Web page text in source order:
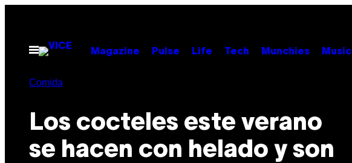
contenido
Abrir
Menú
Magazine Pulse Life Tech Munchies Music
Comida
Los cocteles este verano
se hacen con helado y son